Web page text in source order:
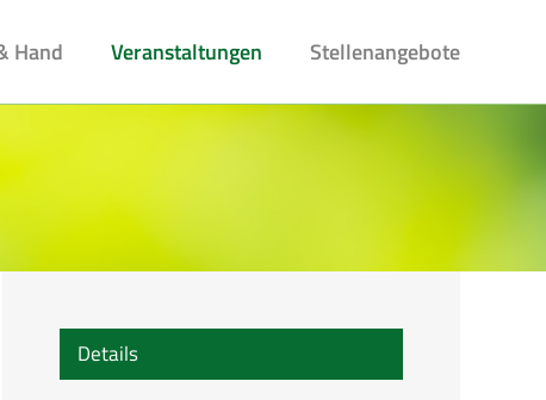
Hand Veranstaltungen Stellenangebote
Details